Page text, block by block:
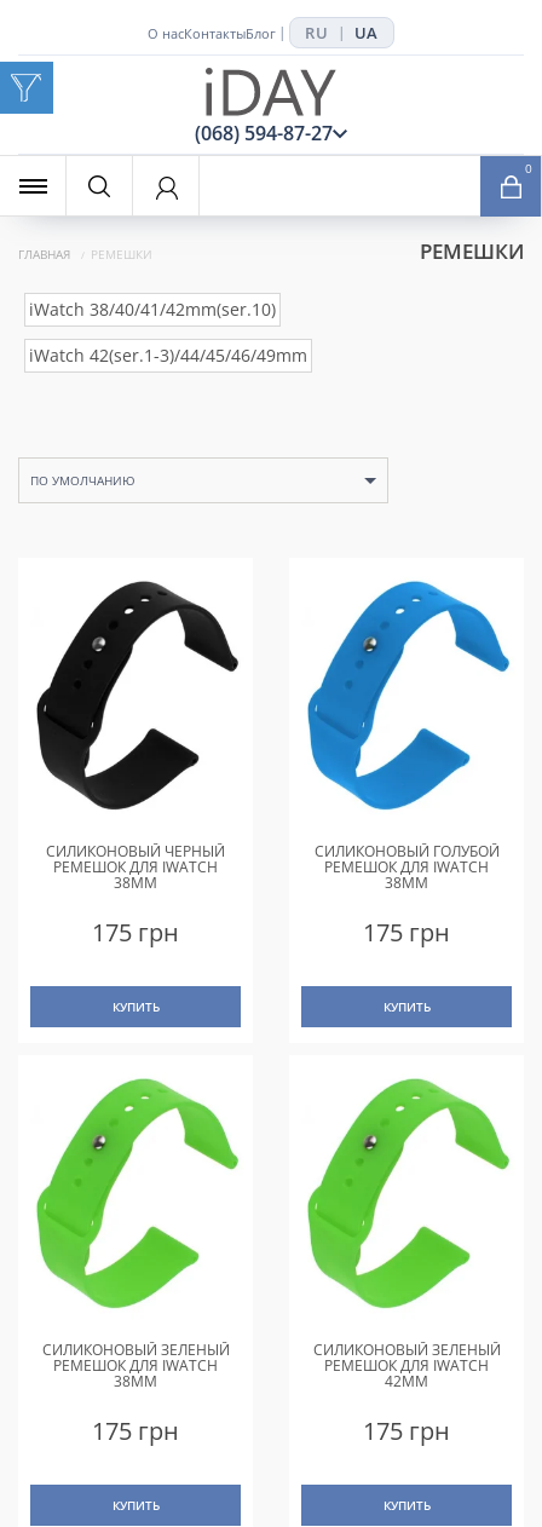
x
О насКонтактыБлог | RU | UA
(068) 594-87-27
0
ГЛАВНАЯ РЕМЕШКИ РЕМЕШКИ
iWatch 38/40/41/42mm(ser.10)
iWatch 42(ser.1-3)/44/45/46/49mm
ПО УМОЛЧАНИЮ
СИЛИКОНОВЫЙ ЧЕРНЫЙ
РЕМЕШОК ДЛЯ IWATCH
38MM
175 грн
КУПИТЬ
СИЛИКОНОВЫЙ ГОЛУБОЙ
РЕМЕШОК ДЛЯ IWATCH
38MM
175 грн
КУПИТЬ
СИЛИКОНОВЫЙ ЗЕЛЕНЫЙ
РЕМЕШОК ДЛЯ IWATCH
38MM
175 грн
КУПИТЬ
СИЛИКОНОВЫЙ ЗЕЛЕНЫЙ
РЕМЕШОК ДЛЯ IWATCH
42MM
175 грн
КУПИТЬ